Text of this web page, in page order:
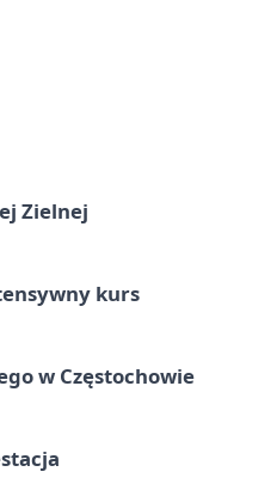
Zielnej
kurs
w Częstochowie